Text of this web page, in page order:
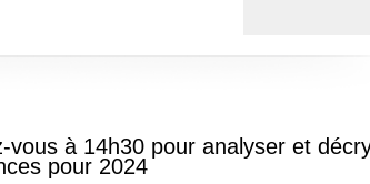
vous à 14h30 pour analyser et
pour 2024